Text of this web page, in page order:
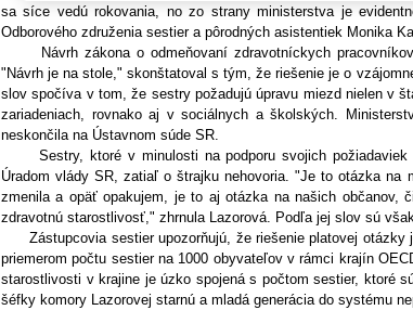
sa síce vedú rokovania, no zo strany ministerstva je
Odborového združenia sestier a pôrodných asistentiek Monika
Návrh zákona o odmeňovaní zdravotníckych pracovníkov
"Návrh je na stole," skonštatoval s tým, že riešenie je o
slov spočíva v tom, že sestry požadujú úpravu miezd nielen v
zariadeniach, rovnako aj v sociálnych a školských.
neskončila na Ústavnom súde SR.
Sestry, ktoré v minulosti na podporu svojich požiadaviek
Úradom vlády SR, zatiaľ o štrajku nehovoria. "Je to otázka
zmenila a opäť opakujem, je to aj otázka na našich
zdravotnú starostlivosť," zhrnula Lazorová. Podľa jej slov sú
Zástupcovia sestier upozorňujú, že riešenie platovej otázky
priemerom počtu sestier na 1000 obyvateľov v rámci krajín
starostlivosti v krajine je úzko spojená s počtom sestier, ktoré
šéfky komory Lazorovej starnú a mladá generácia do systému